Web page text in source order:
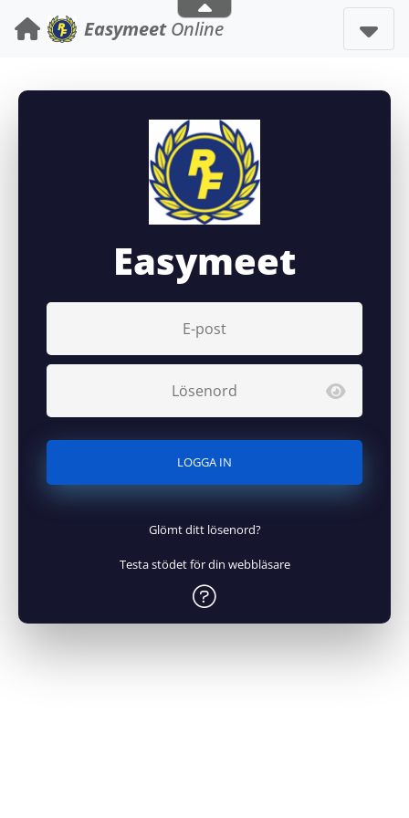
EasymeetOnline
Easymeet
LOGGA IN
Glömt ditt lösenord?
Testa stödet för din webbläsare